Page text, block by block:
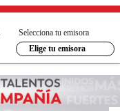
Selecciona tu emisora
Elige tu emisora